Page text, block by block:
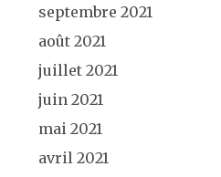
septembre 2021
août 2021
juillet 2021
juin 2021
mai 2021
avril 2021